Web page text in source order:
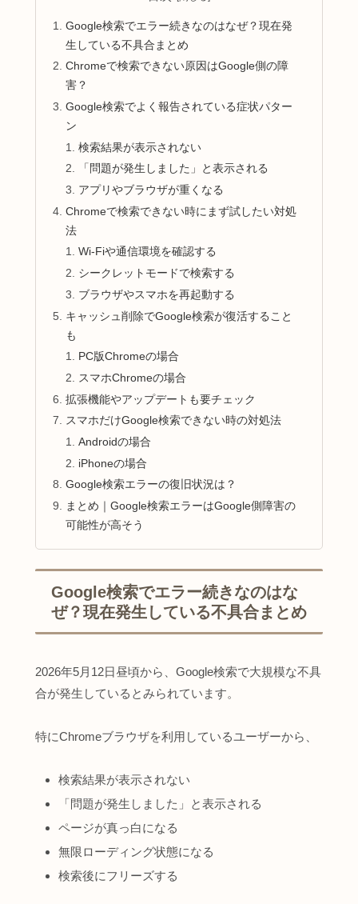
Google検索でエラー続きなのはなぜ？現在発
生している不具合まとめ
Chromeで検索できない原因はGoogle側の障
害？
Google検索でよく報告されている症状パター
ン
検索結果が表示されない
「問題が発生しました」と表示される
アプリやブラウザが重くなる
Chromeで検索できない時にまず試したい対処
法
Wi-Fiや通信環境を確認する
シークレットモードで検索する
ブラウザやスマホを再起動する
キャッシュ削除でGoogle検索が復活すること
も
PC版Chromeの場合
スマホChromeの場合
拡張機能やアップデートも要チェック
スマホだけGoogle検索できない時の対処法
Androidの場合
iPhoneの場合
Google検索エラーの復旧状況は？
まとめ｜Google検索エラーはGoogle側障害の
可能性が高そう
Google検索でエラー続きなのはな
ぜ？現在発生している不具合まとめ
2026年5月12日昼頃から、Google検索で大規模な不具
合が発生しているとみられています。
特にChromeブラウザを利用しているユーザーから、
検索結果が表示されない
「問題が発生しました」と表示される
ページが真っ白になる
無限ローディング状態になる
検索後にフリーズする